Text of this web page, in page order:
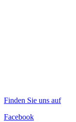
Finden Sie uns auf
Facebook